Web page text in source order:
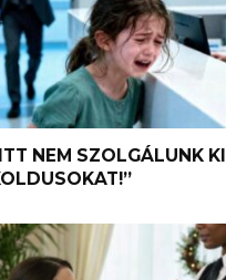
NEM SZOLGÁLUNK KI